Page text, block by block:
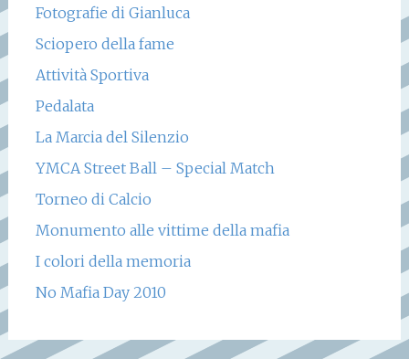
Fotografie di Gianluca
Sciopero della fame
Attività Sportiva
Pedalata
La Marcia del Silenzio
YMCA Street Ball – Special Match
Torneo di Calcio
Monumento alle vittime della mafia
I colori della memoria
No Mafia Day 2010